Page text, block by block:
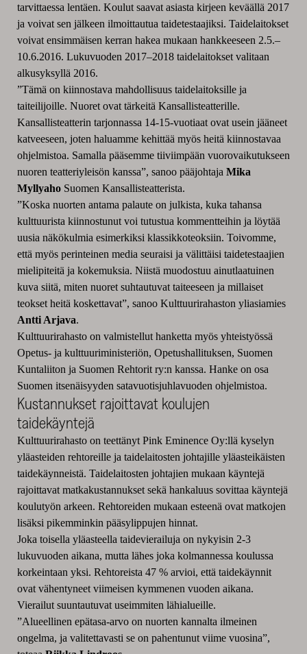
tarvittaessa lentäen. Koulut saavat asiasta kirjeen keväällä 2017
ja voivat sen jälkeen ilmoittautua taidetestaajiksi. Taidelaitokset
voivat ensimmäisen kerran hakea mukaan hankkeeseen 2.5.–
10.6.2016. Lukuvuoden 2017–2018 taidelaitokset valitaan
alkusyksyllä 2016.
”Tämä on kiinnostava mahdollisuus taidelaitoksille ja
taiteilijoille. Nuoret ovat tärkeitä Kansallisteatterille.
Kansallisteatterin tarjonnassa 14-15-vuotiaat ovat usein jääneet
katveeseen, joten haluamme kehittää myös heitä kiinnostavaa
ohjelmistoa. Samalla pääsemme tiiviimpään vuorovaikutukseen
nuoren teatteriyleisön kanssa”, sanoo pääjohtaja Mika
MyllyahoSuomen Kansallisteatterista.
”Koska nuorten antama palaute on julkista, kuka tahansa
kulttuurista kiinnostunut voi tutustua kommentteihin ja löytää
uusia näkökulmia esimerkiksi klassikkoteoksiin. Toivomme,
että myös perinteinen media seuraisi ja välittäisi taidetestaajien
mielipiteitä ja kokemuksia. Niistä muodostuu ainutlaatuinen
kuva siitä, miten nuoret suhtautuvat taiteeseen ja millaiset
teokset heitä koskettavat”, sanoo Kulttuurirahaston yliasiamies
Antti Arjava.
Kulttuurirahasto on valmistellut hanketta myös yhteistyössä
Opetus- ja kulttuuriministeriön, Opetushallituksen, Suomen
Kuntaliiton ja Suomen Rehtorit ry:n kanssa. Hanke on osa
Suomen itsenäisyyden satavuotisjuhlavuoden ohjelmistoa.
Kustannukset rajoittavat koulujen
taidekäyntejä
Kulttuurirahasto on teettänyt Pink Eminence Oy:llä kyselyn
yläasteiden rehtoreille ja taidelaitosten johtajille yläasteikäisten
taidekäynneistä. Taidelaitosten johtajien mukaan käyntejä
rajoittavat matkakustannukset sekä hankaluus sovittaa käyntejä
koulutyön arkeen. Rehtoreiden mukaan esteenä ovat matkojen
lisäksi pikemminkin pääsylippujen hinnat.
Joka toisella yläasteella taidevierailuja on nykyisin 2-3
lukuvuoden aikana, mutta lähes joka kolmannessa koulussa
korkeintaan yksi. Rehtoreista 47 % arvioi, että taidekäynnit
ovat vähentyneet viimeisen kymmenen vuoden aikana.
Vierailut suuntautuvat useimmiten lähialueille.
”Alueellinen epätasa-arvo on nuorten kannalta ilmeinen
ongelma, ja valitettavasti se on pahentunut viime vuosina”,